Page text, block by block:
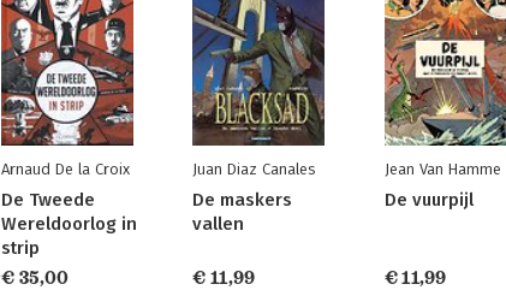
Arnaud De la Croix
De Tweede
Wereldoorlog in
strip
€ 35,00
Juan Diaz Canales
De maskers
vallen
€ 11,99
Jean Van Hamme
De vuurpijl
€ 11,99